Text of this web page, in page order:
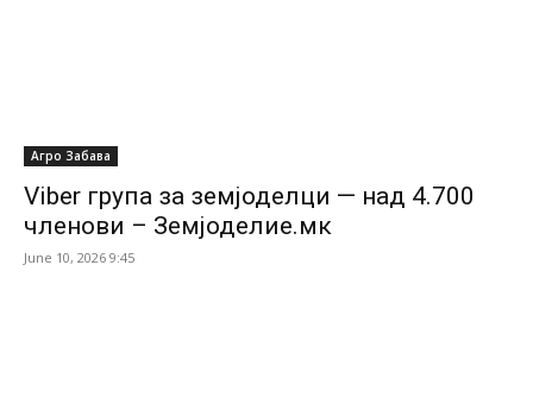
Агро Забава
Viber група за земјоделци — над 4.700
членови – Земјоделие.мк
June 10, 2026 9:45